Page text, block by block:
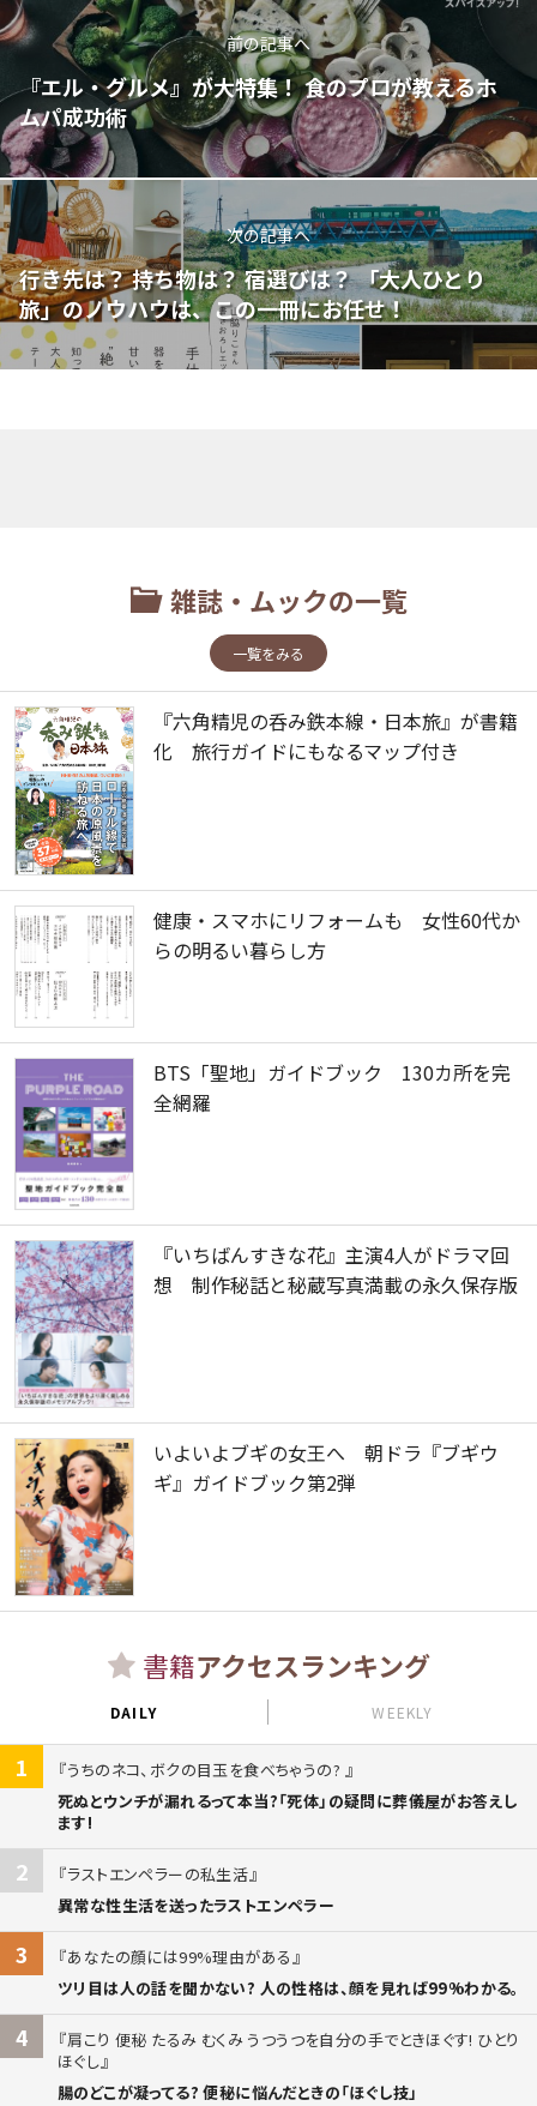
前の記事へ
『エル・グルメ』が大特集！ 食のプロが教えるホ
ムパ成功術
次の記事へ
行き先は？ 持ち物は？ 宿選びは？ 「大人ひとり
旅」のノウハウは、この一冊にお任せ！
雑誌・ムックの一覧
一覧をみる
『六角精児の呑み鉄本線・日本旅』が書籍
化 旅行ガイドにもなるマップ付き
健康・スマホにリフォームも 女性60代か
らの明るい暮らし方
BTS「聖地」ガイドブック 130カ所を完
全網羅
『いちばんすきな花』主演4人がドラマ回
想 制作秘話と秘蔵写真満載の永久保存版
いよいよブギの女王へ 朝ドラ『ブギウ
ギ』ガイドブック第2弾
書籍アクセスランキング
DAILY WEEKLY
1
うちのネコ、ボクの目玉を食べちゃうの?
死ぬとウンチが漏れるって本当?「死体」の疑問に葬儀屋がお答えし
ます!
2
ラストエンペラーの私生活
異常な性生活を送ったラストエンペラー
3
あなたの顔には99%理由がある
ツリ目は人の話を聞かない? 人の性格は、顔を見れば99%わかる。
4
肩こり 便秘 たるみ むくみ うつうつを自分の手でときほぐす! ひとり
ほぐし
腸のどこが凝ってる? 便秘に悩んだときの「ほぐし技」